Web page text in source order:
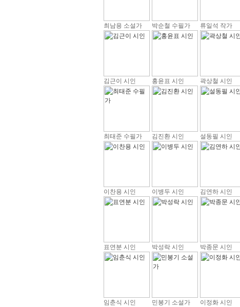
최남용 소설가 박순철 수필가 류일석 작가
김근이 시인 홍윤표 시인 곽상철 시인
최태준 수필가 김진환 시인 설동필 시인
이찬용 시인 이병두 시인 김연하 시인
표연분 시인 박성락 시인 박종문 시인
임춘식 시인 민봉기 소설가 이정화 시인